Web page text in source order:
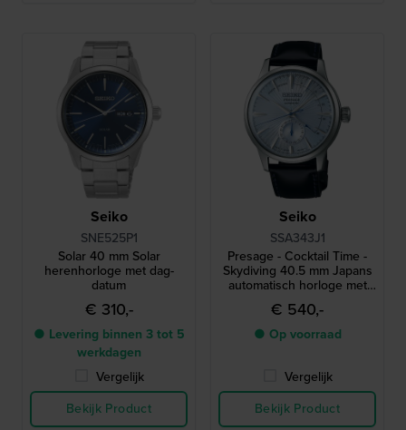
Seiko
SNE525P1
Solar 40 mm Solar
herenhorloge met dag-
datum
€ 310,-
● Levering binnen 3 tot 5
werkdagen
Vergelijk
Bekijk Product
Seiko
SSA343J1
Presage - Cocktail Time -
Skydiving 40.5 mm Japans
automatisch horloge met
gangreserve
€ 540,-
● Op voorraad
Vergelijk
Bekijk Product